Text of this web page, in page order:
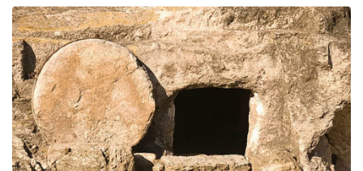
UAVയായ അമേരിക്കൻ നിർമ്മിത പ്രെഡേറ്റർ ബിയുടെ
30 ഡ്രോണുകൾക്ക് ഭാരതം ഓർഡർ നൽകിയിട്ടുണ്ട്.
Tags: Sainikam featured fighter jets
AMCA
ഘാതക്